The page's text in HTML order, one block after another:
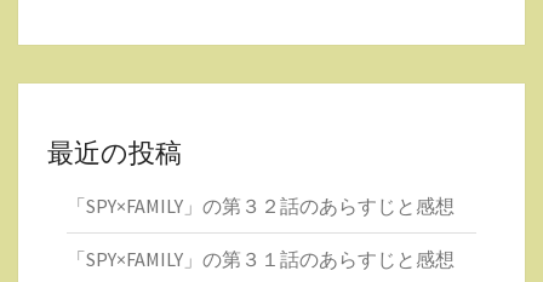
最近の投稿
「SPY×FAMILY」の第３２話のあらすじと感想
「SPY×FAMILY」の第３１話のあらすじと感想